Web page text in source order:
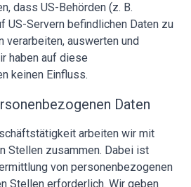
dass US-Behörden (z. B.
US-Servern befindlichen Daten zu
verarbeiten, auswerten und
haben auf diese
keinen Einfluss.
Daten
arbeiten wir mit
Stellen zusammen. Dabei ist
von personenbezogenen
Stellen erforderlich. Wir geben